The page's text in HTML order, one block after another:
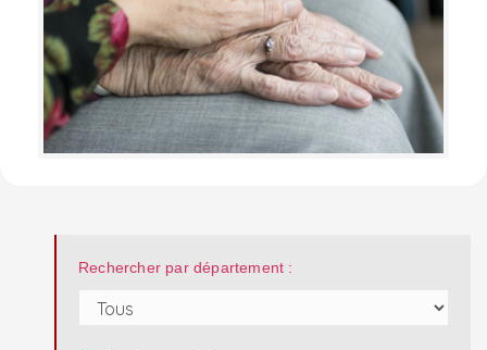
Rechercher par département :